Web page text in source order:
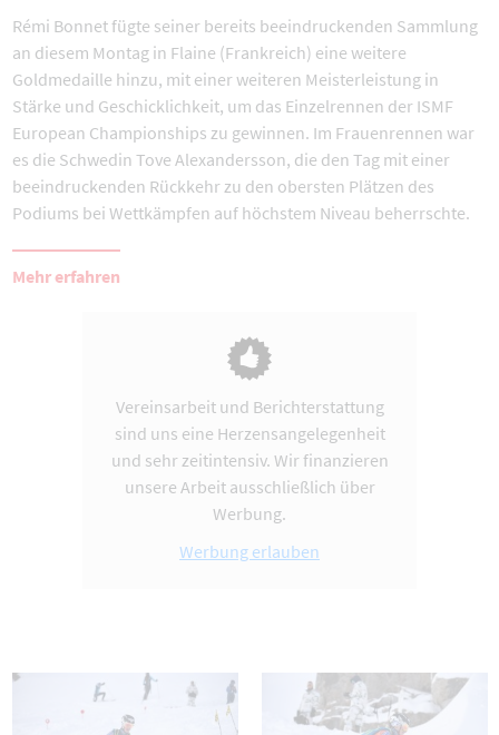
Rémi Bonnet fügte seiner bereits beeindruckenden Sammlung
an diesem Montag in Flaine (Frankreich) eine weitere
Goldmedaille hinzu, mit einer weiteren Meisterleistung in
Stärke und Geschicklichkeit, um das Einzelrennen der ISMF
European Championships zu gewinnen. Im Frauenrennen war
es die Schwedin Tove Alexandersson, die den Tag mit einer
beeindruckenden Rückkehr zu den obersten Plätzen des
Podiums bei Wettkämpfen auf höchstem Niveau beherrschte.
Mehr erfahren
Vereinsarbeit und Berichterstattung
sind uns eine Herzensangelegenheit
und sehr zeitintensiv. Wir finanzieren
unsere Arbeit ausschließlich über
Werbung.
Werbung erlauben